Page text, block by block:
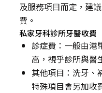
及服務項目而定，建
費。
私家牙科診所牙醫收費
診症費：一般由港
高，視乎診所與醫
其他項目：洗牙、
特殊項目會另加收